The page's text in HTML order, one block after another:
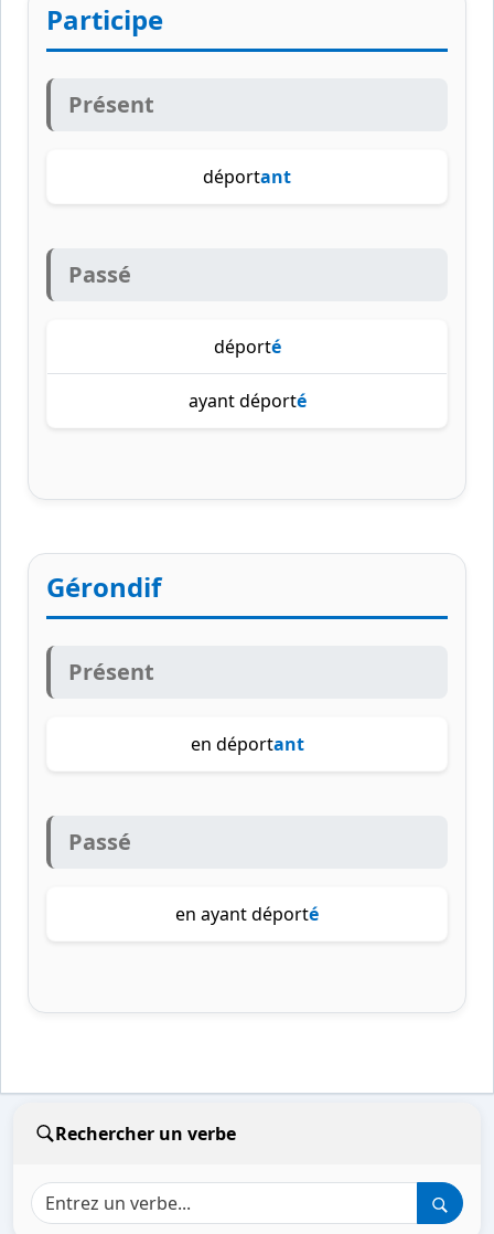
Participe
Présent
déportant
Passé
déporté
ayant déporté
Gérondif
Présent
en déportant
Passé
en ayant déporté
Rechercher un verbe